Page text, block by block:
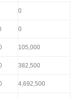
0
0
105,000
382,500
4,692,500